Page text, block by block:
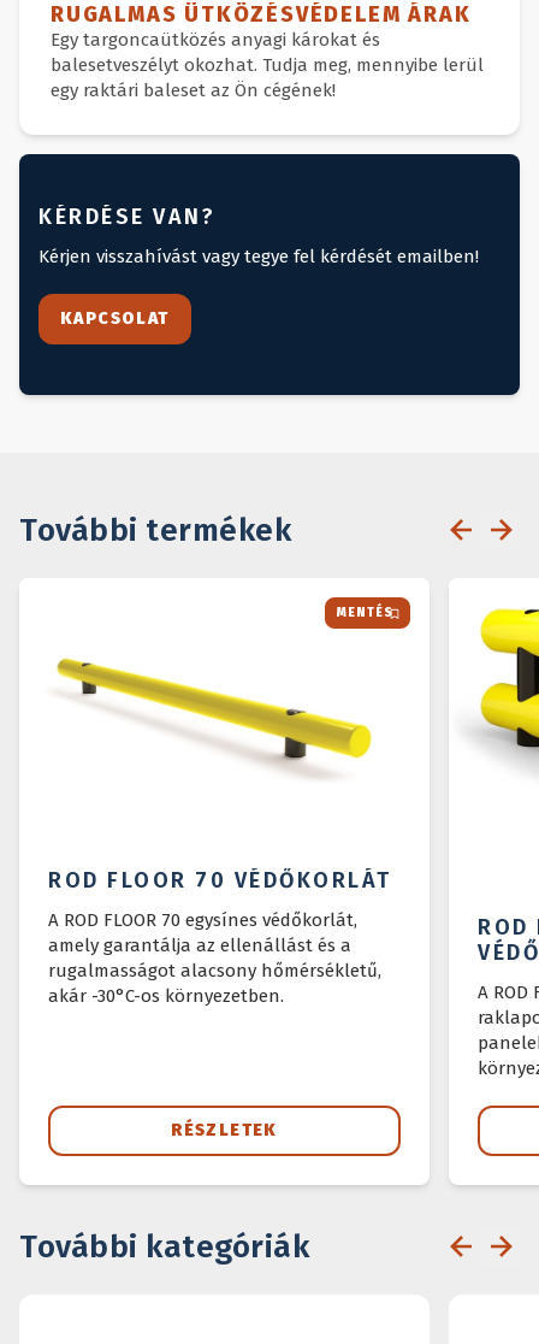
RUGALMAS ÜTKÖZÉSVÉDELEM ÁRAK
Egy targoncaütközés anyagi károkat és
balesetveszélyt okozhat. Tudja meg, mennyibe lerül
egy raktári baleset az Ön cégének!
KÉRDÉSE VAN?
Kérjen visszahívást vagy tegye fel kérdését emailben!
KAPCSOLAT
További termékek
MENTÉS
ROD FLOOR 70 VÉDŐKORLÁT
A ROD FLOOR 70 egysínes védőkorlát,
amely garantálja az ellenállást és a
rugalmasságot alacsony hőmérsékletű,
akár -30°C-os környezetben.
RÉSZLETEK
ROD
A ROD
További kategóriák